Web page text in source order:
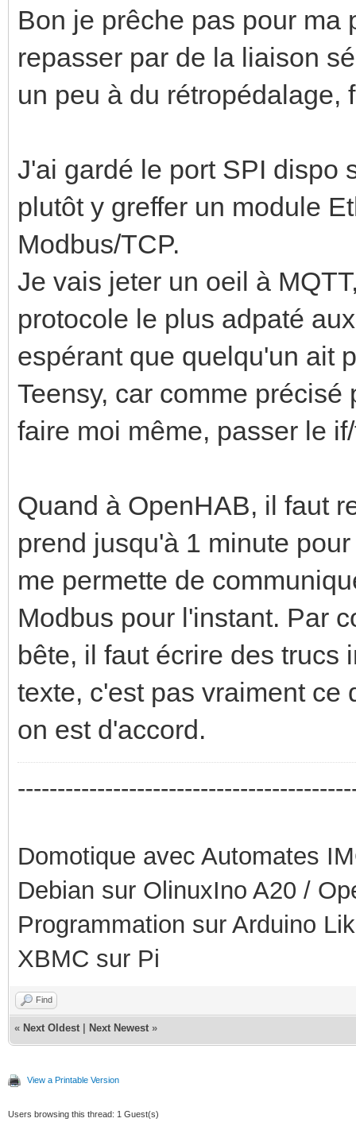
Bon je prêche pas pour ma
repasser par de la liaison
un peu à du rétropédalage,
J'ai gardé le port SPI dispo
plutôt y greffer un module
Modbus/TCP.
Je vais jeter un oeil à
protocole le plus adpaté
espérant que quelqu'un ait
Teensy, car comme
faire moi même, passer le
Quand à OpenHAB, il faut
prend jusqu'à 1 minute
me permette de
Modbus pour l'instant. Par
bête, il faut écrire des trucs
texte, c'est pas vraiment ce
on est d'accord.
Domotique avec Automates
Debian sur OlinuxIno A20 /
Programmation sur Arduino
XBMC sur Pi
Find
« Next Oldest Next Newest »
View a Printable Version
Users browsing this thread: 1 Guest(s)